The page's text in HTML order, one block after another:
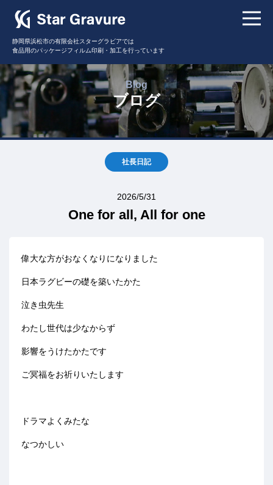
静岡県浜松市の有限会社スターグラビアでは
食品用のパッケージフィルム印刷・加工を行っています
Blog
ブログ
社長日記
2026/5/31
One for all, All for one
偉大な方がおなくなりになりました
日本ラグビーの礎を築いたかた
泣き虫先生
わたし世代は少なからず
影響をうけたかたです
ご冥福をお祈りいたします
ドラマよくみたな
なつかしい